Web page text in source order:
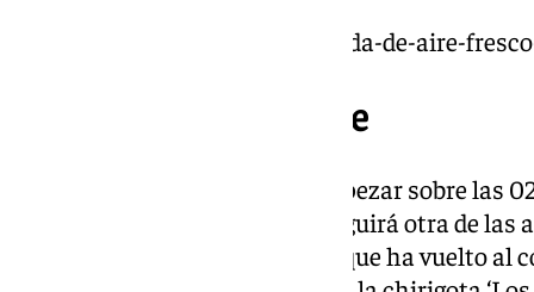
https://www.101tv.es/una-calada-de-aire-
Tercer y cuarto bloque
El tercer bloque, que podría empezar sobre las
Luis Rivero ‘Cádiz, el show’ y seguirá otra de
año, la de José Guerrero ‘Yuyu’, que ha vuelto